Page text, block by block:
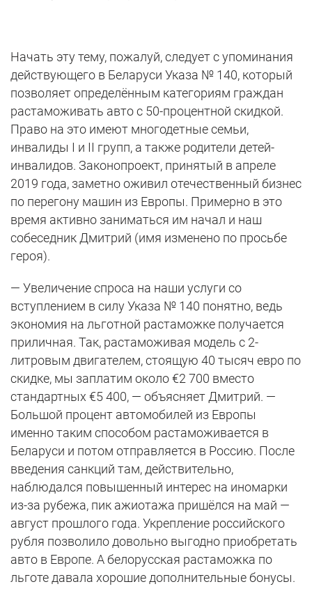
Начать эту тему, пожалуй, следует с упоминания
действующего в Беларуси Указа № 140, который
позволяет определённым категориям граждан
растаможивать авто с 50-процентной скидкой.
Право на это имеют многодетные семьи,
инвалиды I и II групп, а также родители детей-
инвалидов. Законопроект, принятый в апреле
2019 года, заметно оживил отечественный бизнес
по перегону машин из Европы. Примерно в это
время активно заниматься им начал и наш
собеседник Дмитрий (имя изменено по просьбе
героя).
— Увеличение спроса на наши услуги со
вступлением в силу Указа № 140 понятно, ведь
экономия на льготной растаможке получается
приличная. Так, растаможивая модель с 2-
литровым двигателем, стоящую 40 тысяч евро по
скидке, мы заплатим около €2 700 вместо
стандартных €5 400, — объясняет Дмитрий. —
Большой процент автомобилей из Европы
именно таким способом растаможивается в
Беларуси и потом отправляется в Россию. После
введения санкций там, действительно,
наблюдался повышенный интерес на иномарки
из-за рубежа, пик ажиотажа пришёлся на май —
август прошлого года. Укрепление российского
рубля позволило довольно выгодно приобретать
авто в Европе. А белорусская растаможка по
льготе давала хорошие дополнительные бонусы.